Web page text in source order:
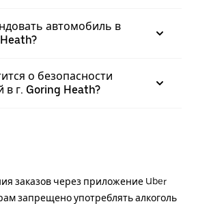
автомобиль в
о безопасности
в г. Goring Heath?
заказов через приложение Uber
запрещено употреблять алкоголь